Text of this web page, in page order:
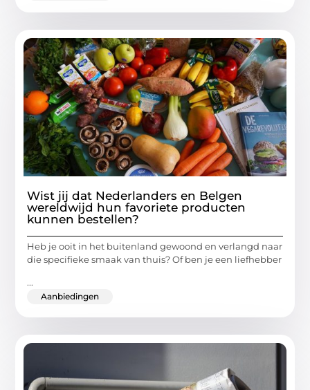
Wist jij dat Nederlanders en Belgen
wereldwijd hun favoriete producten
kunnen bestellen?
Heb je ooit in het buitenland gewoond en verlangd naar
die specifieke smaak van thuis? Of ben je een liefhebber
...
Aanbiedingen